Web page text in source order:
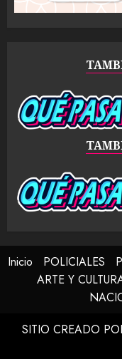
Inicio POLICIALES
ARTE Y
SITIO CREADO